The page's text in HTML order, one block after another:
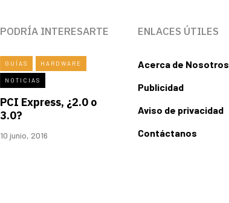
PODRÍA INTERESARTE
GUÍAS HARDWARE
NOTICIAS
PCI Express, ¿2.0 o
3.0?
10 junio, 2016
ENLACES ÚTILES
Acerca de Nosotros
Publicidad
Aviso de privacidad
Contáctanos